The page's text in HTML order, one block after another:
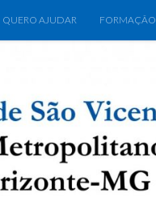
QUERO AJUDAR FORMAÇÃO